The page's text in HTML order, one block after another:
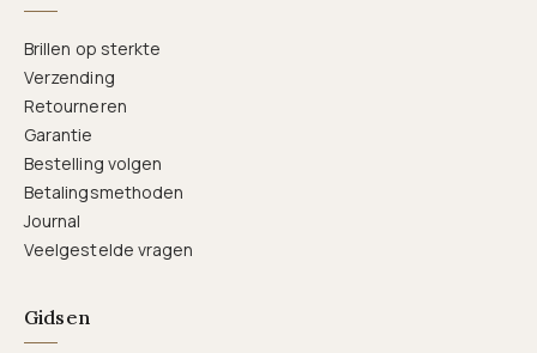
Brillen op sterkte
Verzending
Retourneren
Garantie
Bestelling volgen
Betalingsmethoden
Journal
Veelgestelde vragen
Gidsen